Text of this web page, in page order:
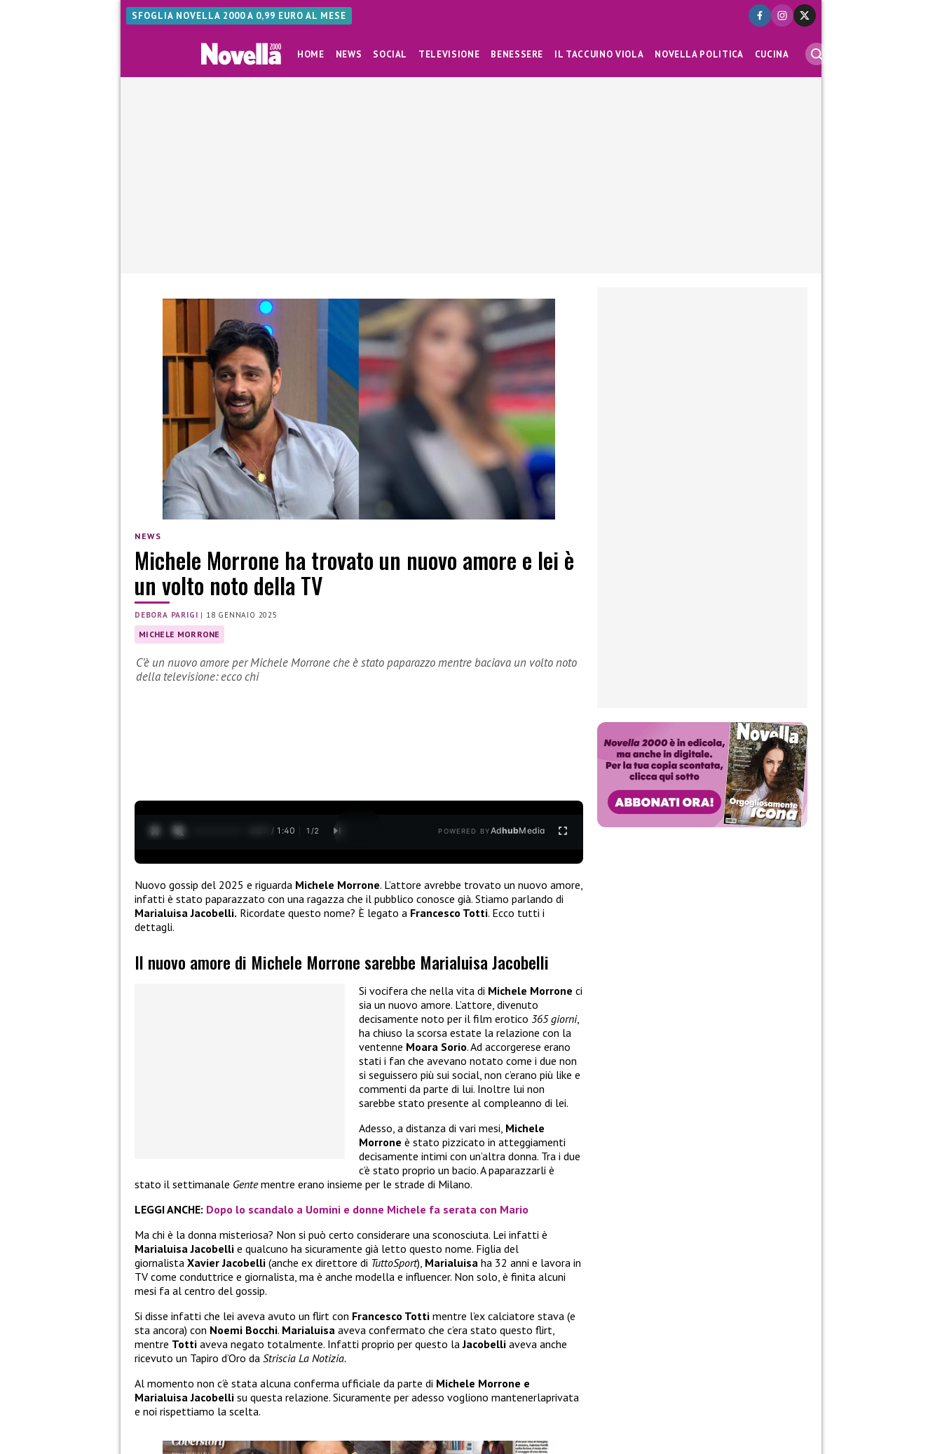
SFOGLIA NOVELLA 2000 A 0,99 EURO AL MESE
HOME NEWS SOCIAL TELEVISIONE BENESSERE IL TACCUINO VIOLA NOVELLA POLITICA CUCINA
NEWS
Michele Morrone ha trovato un nuovo amore e lei è
un volto noto della TV
DEBORA PARIGI | 18 GENNAIO 2025
MICHELE MORRONE
C’è un nuovo amore per Michele Morrone che è stato paparazzo mentre baciava un volto noto
della televisione: ecco chi
0:28 / 1:40 1 /2 POWERED BYAdhubMedia
Nuovo gossip del 2025 e riguarda Michele Morrone. L’attore avrebbe trovato un nuovo amore,
infatti è stato paparazzato con una ragazza che il pubblico conosce già. Stiamo parlando di
Marialuisa Jacobelli. Ricordate questo nome? È legato a Francesco Totti. Ecco tutti i
dettagli.
Il nuovo amore di Michele Morrone sarebbe Marialuisa Jacobelli
Si vocifera che nella vita di Michele Morrone ci
sia un nuovo amore. L’attore, divenuto
decisamente noto per il film erotico 365 giorni,
ha chiuso la scorsa estate la relazione con la
ventenne Moara Sorio. Ad accorgerese erano
stati i fan che avevano notato come i due non
si seguissero più sui social, non c’erano più like e
commenti da parte di lui. Inoltre lui non
sarebbe stato presente al compleanno di lei.
Adesso, a distanza di vari mesi, Michele
Morrone è stato pizzicato in atteggiamenti
decisamente intimi con un’altra donna. Tra i due
c’è stato proprio un bacio. A paparazzarli è
stato il settimanale Gentementre erano insieme per le strade di Milano.
LEGGI ANCHE: Dopo lo scandalo a Uomini e donne Michele fa serata con Mario
Ma chi è la donna misteriosa? Non si può certo considerare una sconosciuta. Lei infatti è
Marialuisa Jacobelli e qualcuno ha sicuramente già letto questo nome. Figlia del
giornalista Xavier Jacobelli (anche ex direttore di TuttoSport), Marialuisa ha 32 anni e lavora in
TV come conduttrice e giornalista, ma è anche modella e influencer. Non solo, è finita alcuni
mesi fa al centro del gossip.
Si disse infatti che lei aveva avuto un flirt con Francesco Totti mentre l’ex calciatore stava (e
sta ancora) con Noemi Bocchi. Marialuisa aveva confermato che c’era stato questo flirt,
mentre Totti aveva negato totalmente. Infatti proprio per questo laJacobelli aveva anche
ricevuto un Tapiro d’Oro da Striscia La Notizia.
Al momento non c’è stata alcuna conferma ufficiale da parte di Michele Morrone e
Marialuisa Jacobelli su questa relazione. Sicuramente per adesso vogliono mantenerlaprivata
e noi rispettiamo la scelta.